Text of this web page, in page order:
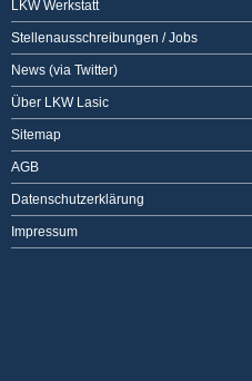
LKW Werkstatt
Stellenausschreibungen / Jobs
News (via Twitter)
Über LKW Lasic
Sitemap
AGB
Datenschutzerklärung
Impressum